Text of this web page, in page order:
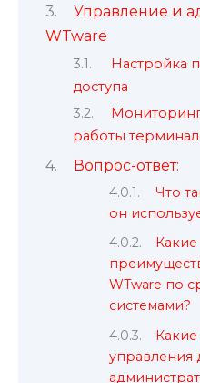
Управление и
WTware
Настройка
доступа
работы
Вопрос-ответ:
Что
он
WTware по
системами?
управления